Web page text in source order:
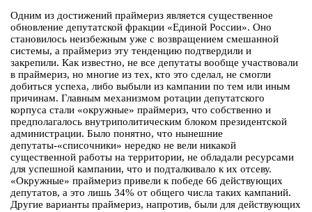
Одним из достижений праймериз является существенное
обновление депутатской фракции «Единой России». Оно
становилось неизбежным уже с возвращением смешанной
системы, а праймериз эту тенденцию подтвердили и
закрепили. Как известно, не все депутаты вообще участвовали
в праймериз, но многие из тех, кто это сделал, не смогли
добиться успеха, либо выбыли из кампании по тем или иным
причинам. Главным механизмом ротации депутатского
корпуса стали «окружные» праймериз, что собственно и
предполагалось внутриполитическим блоком президентской
администрации. Было понятно, что нынешние
депутаты-«списочники» нередко не вели никакой
существенной работы на территории, не обладали ресурсами
для успешной кампании, что и подталкивало к их отсеву.
«Окружные» праймериз привели к победе 66 действующих
депутатов, а это лишь 34% от общего числа таких кампаний.
Другие варианты праймериз, напротив, были для действующих